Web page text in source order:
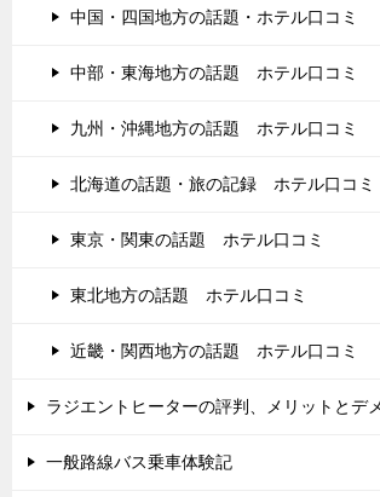
中国・四国地方の話題・ホテル口コミ
中部・東海地方の話題 ホテル口コミ
九州・沖縄地方の話題 ホテル口コミ
北海道の話題・旅の記録 ホテル口コミ
東京・関東の話題 ホテル口コミ
東北地方の話題 ホテル口コミ
近畿・関西地方の話題 ホテル口コミ
ラジエントヒーターの評判、メリットとデ
一般路線バス乗車体験記